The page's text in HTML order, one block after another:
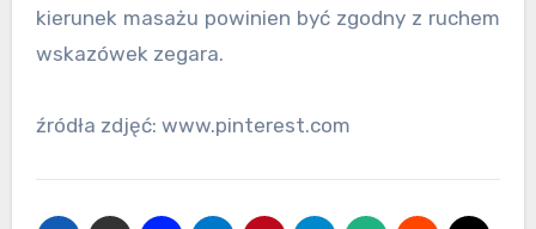
kierunek masażu powinien być zgodny z ruchem
wskazówek zegara.
źródła zdjęć: www.pinterest.com